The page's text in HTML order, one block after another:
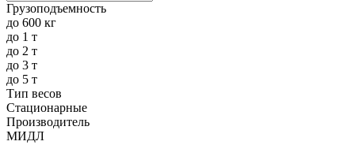
Грузоподъемность
до 600 кг
до 1 т
до 2 т
до 3 т
до 5 т
Тип весов
Стационарные
Производитель
МИДЛ